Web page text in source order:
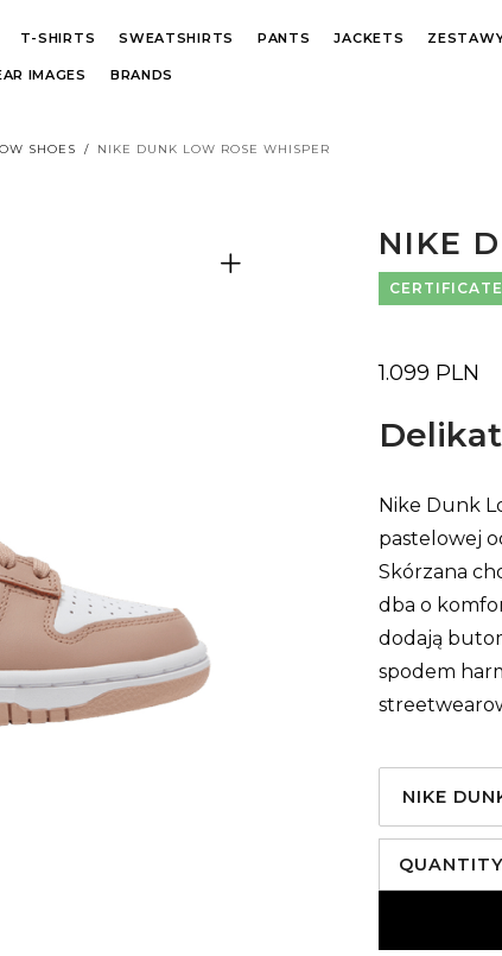
T-SHIRTS SWEATSHIRTS PANTS JACKETS
IMAGES BRANDS
SHOES / NIKE DUNK LOW ROSE WHISPER
NIKE
1.099 PLN
Nike Dunk
pastelowej
Skórzana
dba o
dodają
spodem
NIKE
QUANTITY